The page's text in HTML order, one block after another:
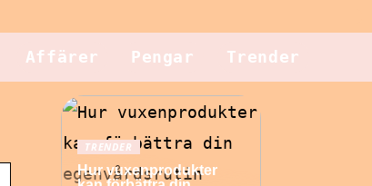
Affärer Pengar Trender
TRENDER
Hur vuxenprodukter